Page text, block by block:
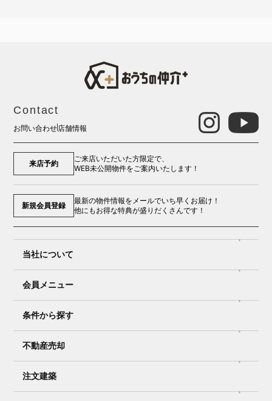
Contact
お問い合わせ店舗情報
来店予約
ご来店いただいた方限定で、
WEB未公開物件をご案内いたします！
新規会員登録
最新の物件情報をメールでいち早くお届け！
他にもお得な特典が盛りだくさんです！
当社について
会員メニュー
条件から探す
不動産売却
注文建築